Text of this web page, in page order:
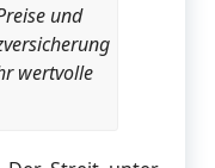
und
wertvolle